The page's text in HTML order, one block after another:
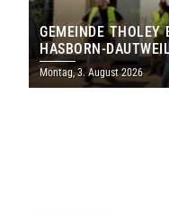
GEMEINDE THOLEY
HASBORN-
MILLIONEN EURO
Montag, 3. August 2026